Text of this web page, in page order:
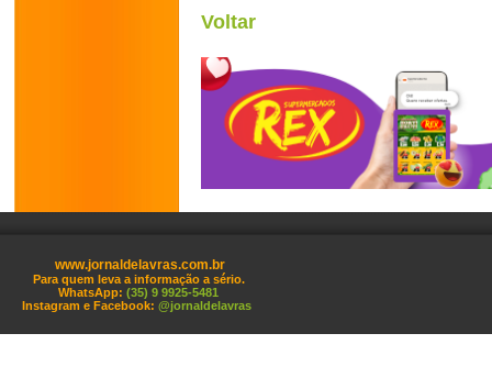
Voltar
www.jornaldelavras.com.br
Para quem leva a informação a sério.
WhatsApp: (35) 9 9925-5481
Instagram e Facebook: @jornaldelavras